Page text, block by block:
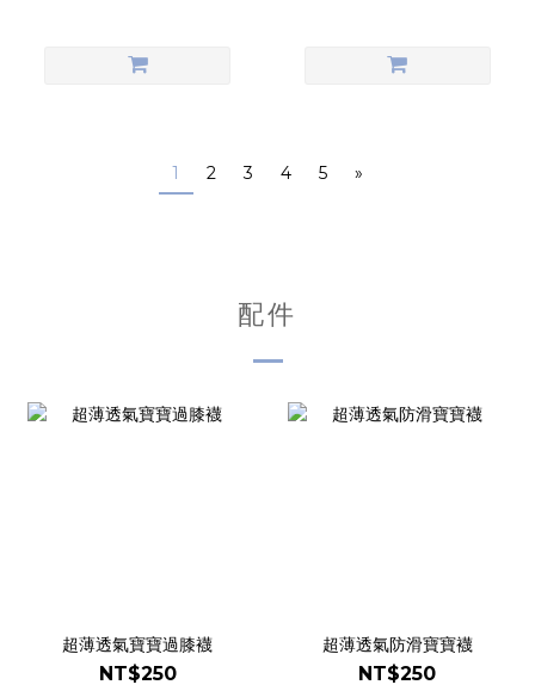
1 2 3 4 5 »
配件
超薄透氣寶寶過膝襪
NT$250
超薄透氣防滑寶寶襪
NT$250